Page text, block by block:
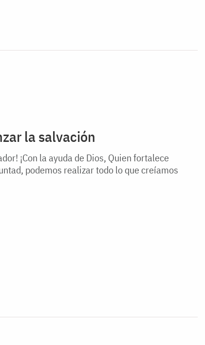
la salvación
¡Con la ayuda de Dios, Quien fortalece
podemos realizar todo lo que creíamos